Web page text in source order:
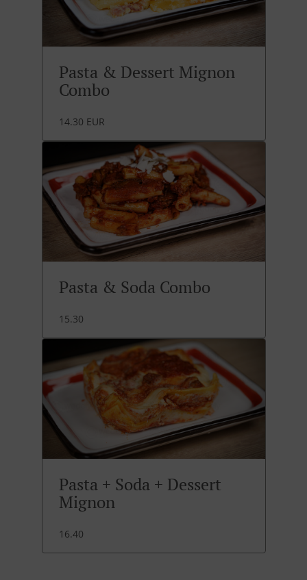
Pasta & Dessert Mignon
Combo
14.30 EUR
Pasta & Soda Combo
15.30
Pasta + Soda + Dessert
Mignon
16.40